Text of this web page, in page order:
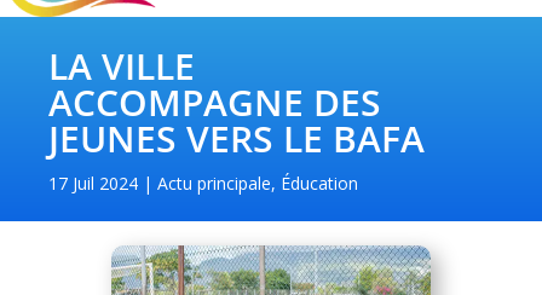
LA VILLE
ACCOMPAGNE DES
JEUNES VERS LE BAFA
17 Juil 2024 Actu principale, Éducation